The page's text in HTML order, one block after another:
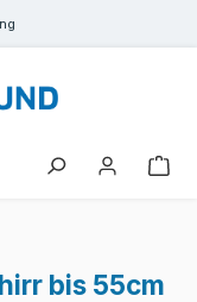
bis 55cm